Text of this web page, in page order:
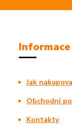
Jak
Obchodní
Kontakty